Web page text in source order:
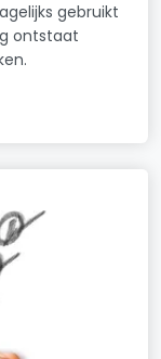
gebruikt
ontstaat